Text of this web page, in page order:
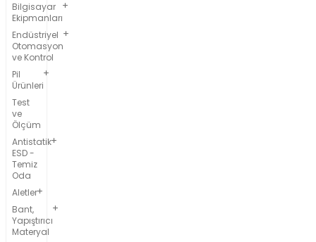
Bilgisayar
Ekipmanları
Endüstriyel
Otomasyon
ve Kontrol
Pil
Ürünleri
Test
ve
Ölçüm
Antistatik
ESD -
Temiz
Oda
Aletler
Bant,
Yapıştırıcı
Materyal